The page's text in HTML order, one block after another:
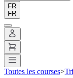
FR
FR
Toutes les courses>